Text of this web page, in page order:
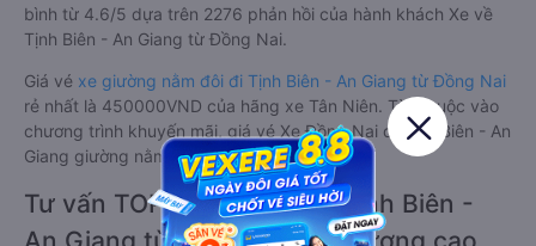
bình từ 4.6/5 dựa trên 2276 phản hồi của hành khách Xe về
Tịnh Biên - An Giang từ Đồng Nai.
Giá vé xe giường nằm đôi đi Tịnh Biên - An Giang từ Đồng Nai
rẻ nhất là 450000VND của hãng xe Tân Niên. Tùy thuộc vào
chương trình khuyến mãi, giá vé Xe Đồng Nai đi Tịnh Biên - An
Giang giường nằm đôi này có thể sẽ rẻ hơn.
Tư vấn TOP 2 xe khách đi Tịnh Biên -